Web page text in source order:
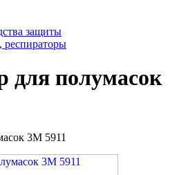
защиты
респираторы
для полумасок